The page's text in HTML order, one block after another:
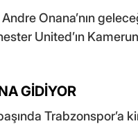
Onana’nın
United’ın
GİDİYOR
Trabzonspor’a